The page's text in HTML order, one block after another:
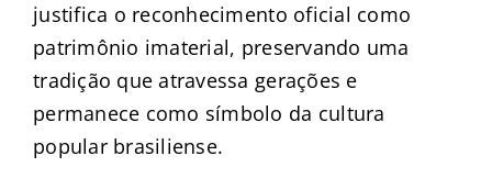
justifica o reconhecimento oficial como
patrimônio imaterial, preservando uma
tradição que atravessa gerações e
permanece como símbolo da cultura
popular brasiliense.